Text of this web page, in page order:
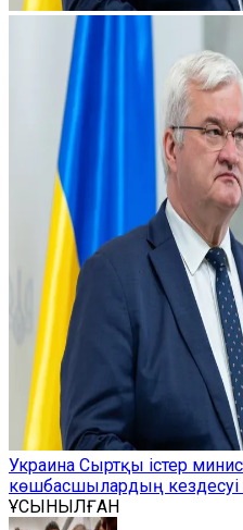
Украина Сыртқы істер
көшбасшылардың кездесуі
ҰСЫНЫЛҒАН